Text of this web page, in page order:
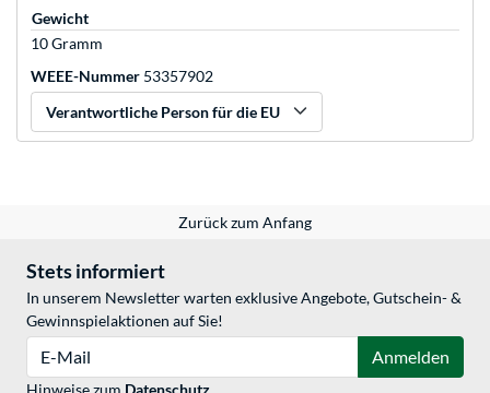
Gewicht
10 Gramm
WEEE-Nummer 53357902
Verantwortliche Person für die EU
Zurück zum Anfang
Stets informiert
In unserem Newsletter warten exklusive Angebote, Gutschein- &
Gewinnspielaktionen auf Sie!
Anmelden
Hinweise zum Datenschutz